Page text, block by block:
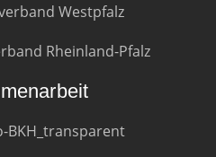
Westpfalz
Rheinland-Pfalz